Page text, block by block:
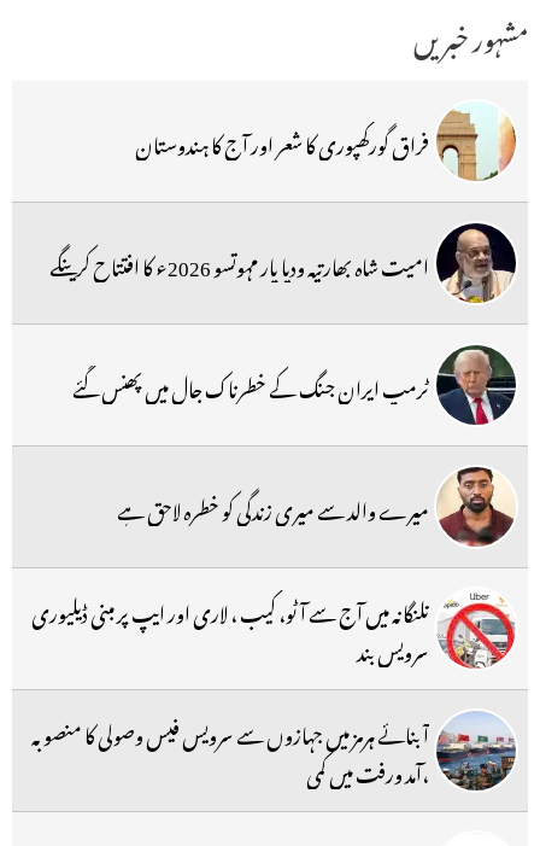
مشہور خبریں
فراق گورکھپوری کا شعر اور آج کا ہندوستان
امیت شاہ بھارتیہ ودیا پار مہوتسو 2026ء کا افتتاح کرینگے
ٹرمپ ایران جنگ کے خطرناک جال میں پھنس گئے
میرے والد سے میری زندگی کو خطرہ لاحق ہے
تلنگانہ میں آج سے آٹو، کیب ، لاری اور ایپ پر مبنی ڈیلیوری
سرویس بند
آبنائے ہرمز میں جہازوں سے سرویس فیس وصولی کا منصوبہ
،آمد ورفت میں کمی